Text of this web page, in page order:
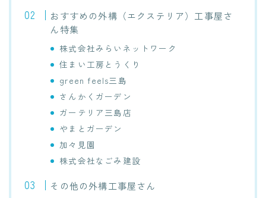
おすすめの外構（エクステリア）工事屋さ
ん特集
株式会社みらいネットワーク
住まい工房とうくり
green feels三島
さんかくガーデン
ガーテリア三島店
やまとガーデン
加々見園
株式会社なごみ建設
その他の外構工事屋さん